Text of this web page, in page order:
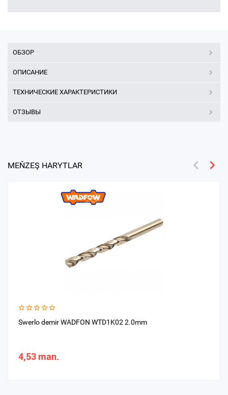
ОБЗОР
ОПИСАНИЕ
ТЕХНИЧЕСКИЕ ХАРАКТЕРИСТИКИ
ОТЗЫВЫ
MEŇZEŞ HARYTLAR
Swerlo demir WADFON WTD1K02 2.0mm
4,53 man.